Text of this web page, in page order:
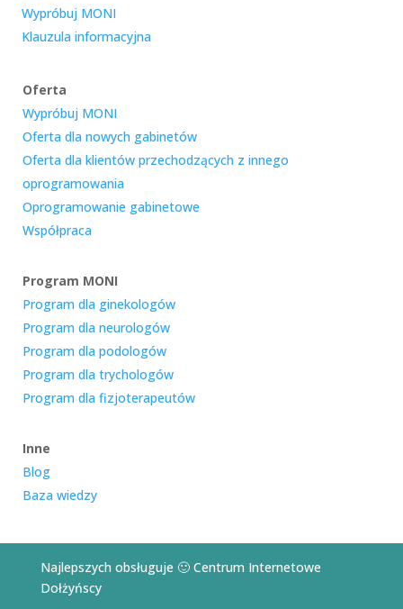
Wypróbuj MONI
Klauzula informacyjna
Oferta
Wypróbuj MONI
Oferta dla nowych gabinetów
Oferta dla klientów przechodzących z innego
oprogramowania
Oprogramowanie gabinetowe
Współpraca
Program MONI
Program dla ginekologów
Program dla neurologów
Program dla podologów
Program dla trychologów
Program dla fizjoterapeutów
Inne
Blog
Baza wiedzy
Najlepszych obsługuje 🙂 Centrum Internetowe
Dołżyńscy